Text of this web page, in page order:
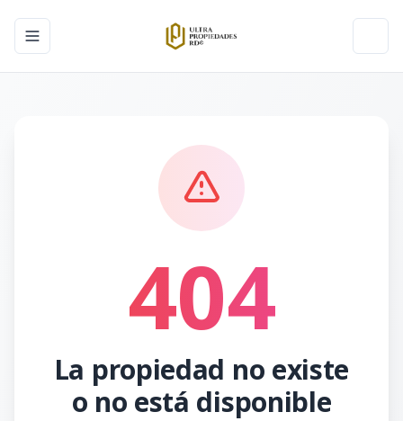
Toggle navigation menu
404
La propiedad no existe
o no está disponible